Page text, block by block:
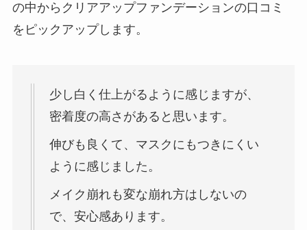
の中からクリアアップファンデーションの口コミ
をピックアップします。
少し白く仕上がるように感じますが、
密着度の高さがあると思います。
伸びも良くて、マスクにもつきにくい
ように感じました。
メイク崩れも変な崩れ方はしないの
で、安心感あります。